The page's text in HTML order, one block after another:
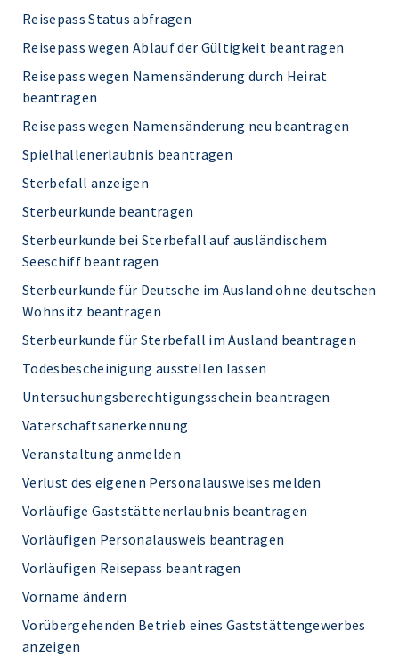
Reisepass Status abfragen
Reisepass wegen Ablauf der Gültigkeit beantragen
Reisepass wegen Namensänderung durch Heirat
beantragen
Reisepass wegen Namensänderung neu beantragen
Spielhallenerlaubnis beantragen
Sterbefall anzeigen
Sterbeurkunde beantragen
Sterbeurkunde bei Sterbefall auf ausländischem
Seeschiff beantragen
Sterbeurkunde für Deutsche im Ausland ohne deutschen
Wohnsitz beantragen
Sterbeurkunde für Sterbefall im Ausland beantragen
Todesbescheinigung ausstellen lassen
Untersuchungsberechtigungsschein beantragen
Vaterschaftsanerkennung
Veranstaltung anmelden
Verlust des eigenen Personalausweises melden
Vorläufige Gaststättenerlaubnis beantragen
Vorläufigen Personalausweis beantragen
Vorläufigen Reisepass beantragen
Vorname ändern
Vorübergehenden Betrieb eines Gaststättengewerbes
anzeigen